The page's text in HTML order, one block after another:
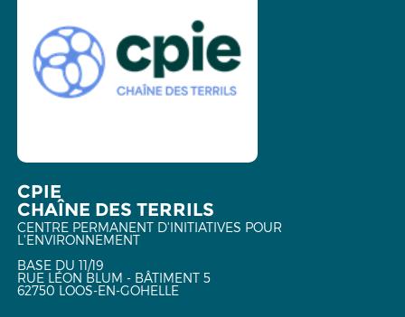
CPIE
CHAÎNE DES TERRILS
CENTRE PERMANENT D'INITIATIVES POUR
L'ENVIRONNEMENT
BASE DU 11/19
RUE LÉON BLUM - BÂTIMENT 5
62750 LOOS-EN-GOHELLE